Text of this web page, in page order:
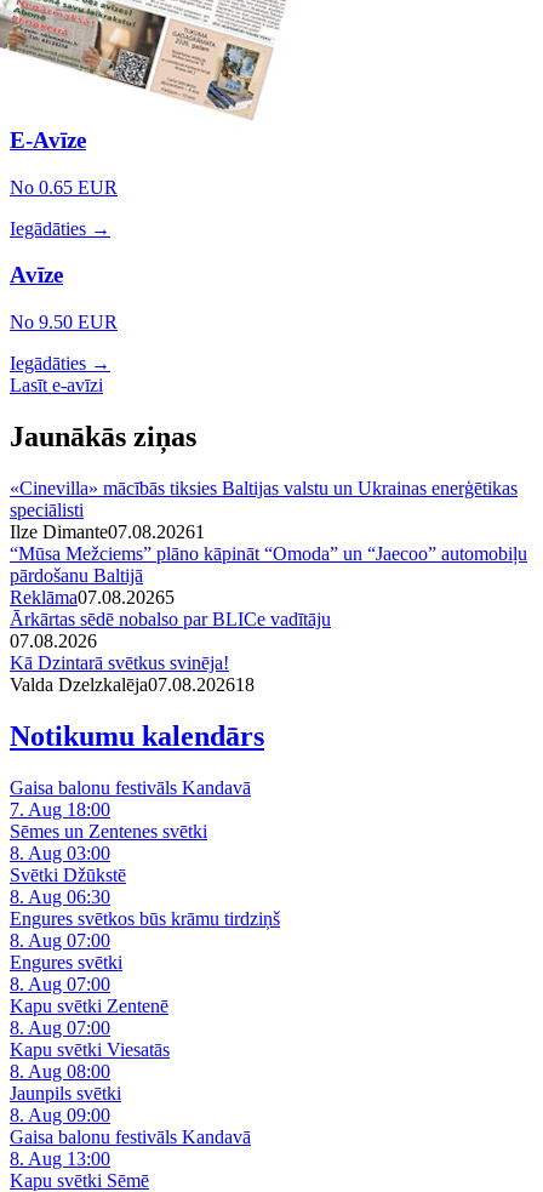
E-Avīze
No 0.65 EUR
Iegādāties →
Avīze
No 9.50 EUR
Iegādāties →
Lasīt e-avīzi
Jaunākās ziņas
«Cinevilla» mācībās tiksies Baltijas valstu un Ukrainas enerģētikas
speciālisti
Ilze Dimante07.08.20261
“Mūsa Mežciems” plāno kāpināt “Omoda” un “Jaecoo” automobiļu
pārdošanu Baltijā
Reklāma07.08.20265
Ārkārtas sēdē nobalso par BLICe vadītāju
07.08.2026
Kā Dzintarā svētkus svinēja!
Valda Dzelzkalēja07.08.202618
Notikumu kalendārs
Gaisa balonu festivāls Kandavā
7. Aug 18:00
Sēmes un Zentenes svētki
8. Aug 03:00
Svētki Džūkstē
8. Aug 06:30
Engures svētkos būs krāmu tirdziņš
8. Aug 07:00
Engures svētki
8. Aug 07:00
Kapu svētki Zentenē
8. Aug 07:00
Kapu svētki Viesatās
8. Aug 08:00
Jaunpils svētki
8. Aug 09:00
Gaisa balonu festivāls Kandavā
8. Aug 13:00
Kapu svētki Sēmē